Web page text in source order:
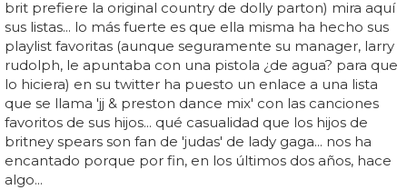
brit prefiere la original country de dolly parton) mira aquí
sus listas... lo más fuerte es que ella misma ha hecho sus
playlist favoritas (aunque seguramente su manager, larry
rudolph, le apuntaba con una pistola ¿de agua? para que
lo hiciera) en su twitter ha puesto un enlace a una lista
que se llama 'jj & preston dance mix' con las canciones
favoritos de sus hijos... qué casualidad que los hijos de
britney spears son fan de 'judas' de lady gaga... nos ha
encantado porque por fin, en los últimos dos años, hace
algo...